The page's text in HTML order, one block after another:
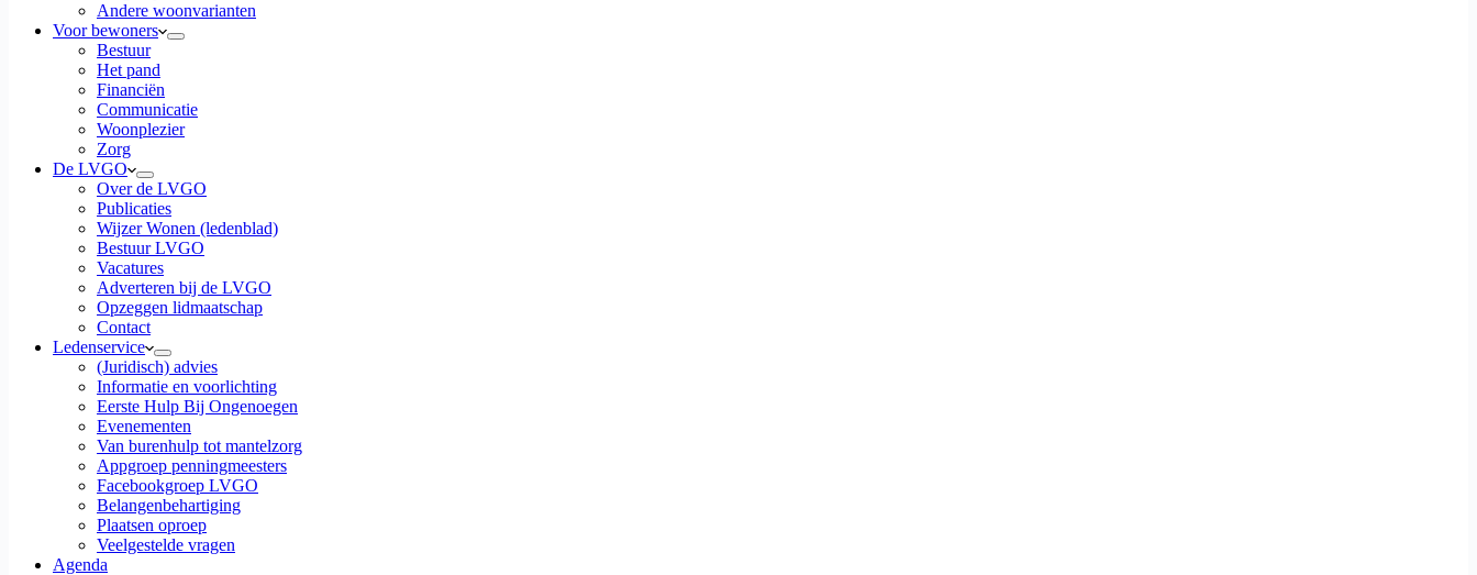
Andere woonvarianten
Voor bewoners
Bestuur
Het pand
Financiën
Communicatie
Woonplezier
Zorg
De LVGO
Over de LVGO
Publicaties
Wijzer Wonen (ledenblad)
Bestuur LVGO
Vacatures
Adverteren bij de LVGO
Opzeggen lidmaatschap
Contact
Ledenservice
(Juridisch) advies
Informatie en voorlichting
Eerste Hulp Bij Ongenoegen
Evenementen
Van burenhulp tot mantelzorg
Appgroep penningmeesters
Facebookgroep LVGO
Belangenbehartiging
Plaatsen oproep
Veelgestelde vragen
Agenda